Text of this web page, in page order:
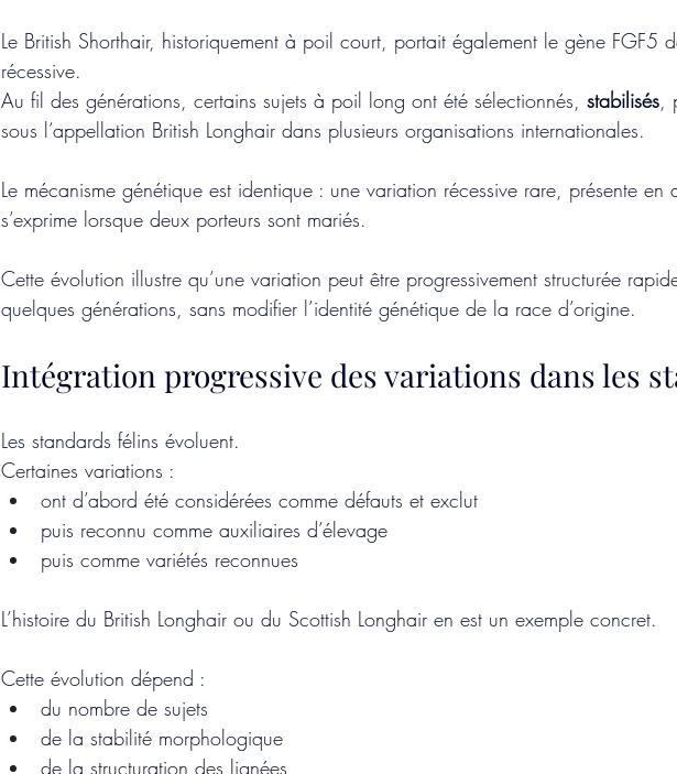
Le British Shorthair, historiquement à poil court, portait également le gène FGF5
récessive.
Au fil des générations, certains sujets à poil long ont été sélectionnés, stabilisés,
sous l’appellation British Longhair dans plusieurs organisations internationales.
Le mécanisme génétique est identique : une variation récessive rare, présente en
s’exprime lorsque deux porteurs sont mariés.
Cette évolution illustre qu’une variation peut être progressivement structurée
quelques générations, sans modifier l’identité génétique de la race d’origine.
Intégration progressive des variations dans les
Les standards félins évoluent.
Certaines variations :
ont d’abord été considérées comme défauts et exclut
puis reconnu comme auxiliaires d’élevage
puis comme variétés reconnues
L’histoire du British Longhair ou du Scottish Longhair en est un exemple concret.
Cette évolution dépend :
du nombre de sujets
de la stabilité morphologique
de la structuration des lignées